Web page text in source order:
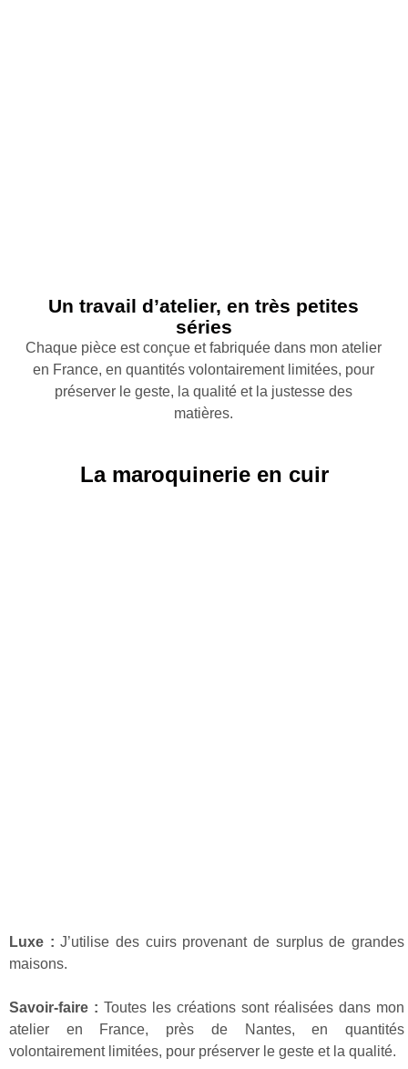
Un travail d’atelier, en très petites
séries
Chaque pièce est conçue et fabriquée dans mon atelier
en France, en quantités volontairement limitées, pour
préserver le geste, la qualité et la justesse des
matières.
La maroquinerie en cuir
Luxe : J’utilise des cuirs provenant de surplus de grandes
maisons.
Savoir-faire : Toutes les créations sont réalisées dans mon
atelier en France, près de Nantes, en quantités
volontairement limitées, pour préserver le geste et la qualité.